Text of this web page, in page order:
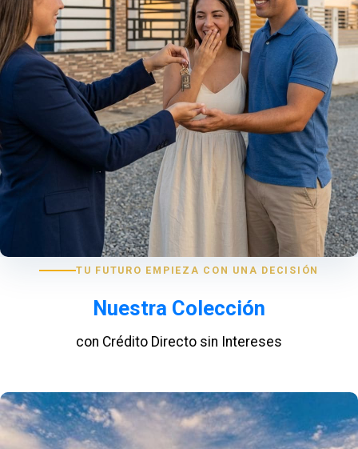
TU FUTURO EMPIEZA CON UNA DECISIÓN
Nuestra Colección
con Crédito Directo sin Intereses